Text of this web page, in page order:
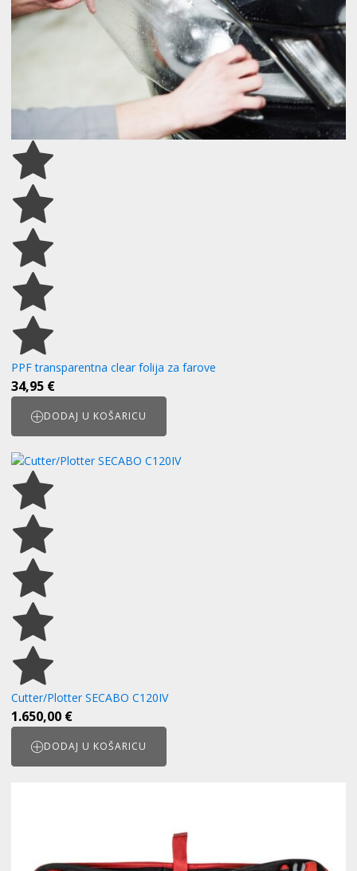
varijanti.
Opcije
stranici
PPF transparentna clear folija za farove
34,95 €
DODAJ U KOŠARICU
Cutter/Plotter SECABO C120IV
1.650,00 €
DODAJ U KOŠARICU